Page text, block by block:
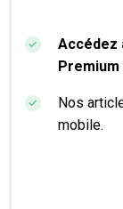
Accédez
Nos
mobile.
Le